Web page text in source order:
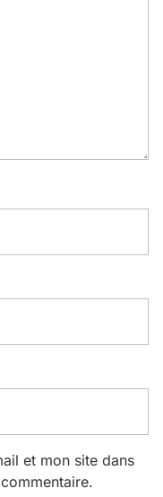
et mon site dans